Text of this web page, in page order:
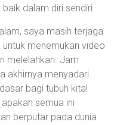
dalam diri sendiri.
saya masih terjaga
menemukan video
melelahkan. Jam
akhirnya menyadari
bagi tubuh kita!
semua ini
berputar pada dunia